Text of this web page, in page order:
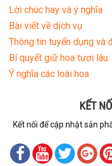
Lời chúc hay và ý nghĩa
Bài viết về dịch vụ
Thông tin tuyển dụng và
Bí quyết giữ hoa tươi lâu
Ý nghĩa các loài hoa
KẾT
Kết nối để cập nhật sản